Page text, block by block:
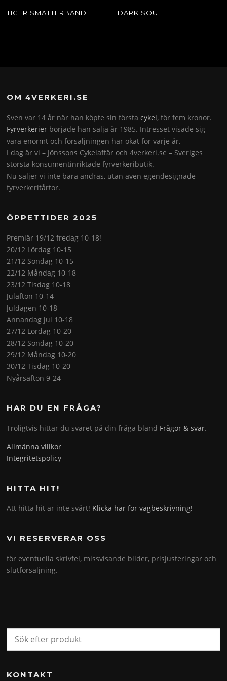
TIGER SMATTERBAND DARK SOUL
OM 4VERKERI.SE
Sven var 14 år när han köpte sin förstacykel, för fem kronor.
Fyrverkerier började han sälja år 1985. Intresset visade sig
vara enormt och försäljningen har ökat för varje år.
I dag är vi – Jönssons Cykelaffär och 4verkeri.se – Sveriges
största konsumentinriktade fyrverkeributik.
Nu säljer vi inte bara andras, utan även egendesignade
fyrverkeritårtor.
ÖPPETTIDER 2025
Premiär 19/12 fredag 10-18!
20/12 Lördag 10-15
21/12 Söndag 10-15
22/12 Måndag 10-18
23/12 Tisdag 10-18
Julafton 10-14
Juldagen 10-18
Annandag jul 10-18
27/12 Lördag 10-20
28/12 Söndag 10-20
29/12 Måndag 10-20
30/12 Tisdag 10-20
Nyårsafton 9-24
HAR DU EN FRÅGA?
Troligtvis hittar du svaret på din fråga bland Frågor & svar.
Allmänna villkor
Integritetspolicy
HITTA HIT!
Att hitta hit är inte svårt! Klicka här för vägbeskrivning!
VI RESERVERAR OSS
för eventuella skrivfel, missvisande bilder, prisjusteringar och
slutförsäljning.
KONTAKT